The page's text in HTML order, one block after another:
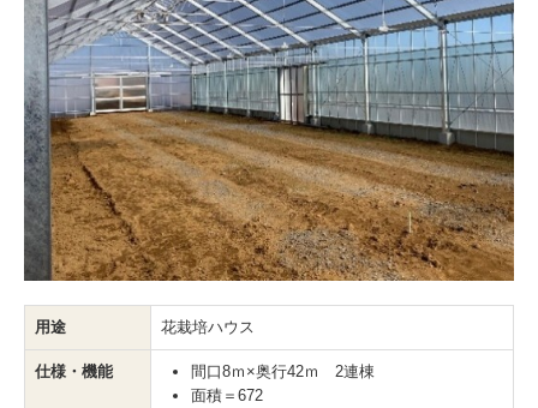
用途 花栽培ハウス
仕様・機能
間口8ｍ×奥行42ｍ 2連棟
面積＝672